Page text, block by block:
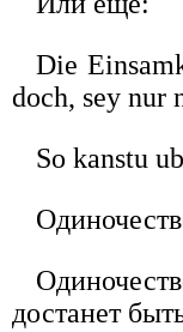
Die
doch, sey nur
So kanstu
достанет